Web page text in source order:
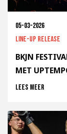
05-03-2026
Line-up release
BKJN
MET
Lees meer